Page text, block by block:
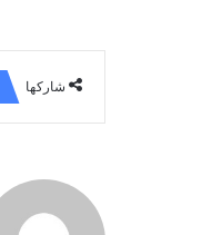
شاركها